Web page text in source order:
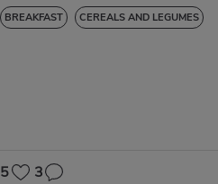
BREAKFAST CEREALS AND LEGUMES
5 3